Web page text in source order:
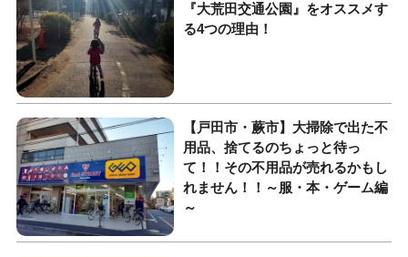
『大荒田交通公園』をオススメす
る4つの理由！
【戸田市・蕨市】大掃除で出た不
用品、捨てるのちょっと待っ
て！！その不用品が売れるかもし
れません！！～服・本・ゲーム編
～